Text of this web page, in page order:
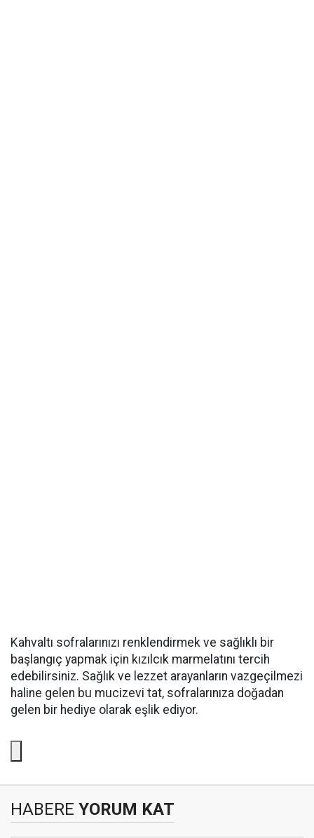
Kahvaltı sofralarınızı renklendirmek ve sağlıklı bir
başlangıç yapmak için kızılcık marmelatını tercih
edebilirsiniz. Sağlık ve lezzet arayanların vazgeçilmezi
haline gelen bu mucizevi tat, sofralarınıza doğadan
gelen bir hediye olarak eşlik ediyor.
HABERE YORUM KAT